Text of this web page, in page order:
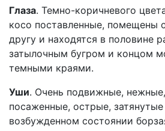
Глаза. Темно-коричневого
косо поставленные, помещены
другу и находятся в половине
затылочным бугром и концом
темными краями.
Уши. Очень подвижные,
посаженные, острые,
возбужденном состоянии